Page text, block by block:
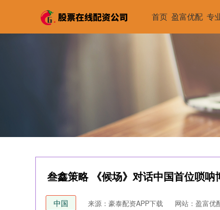
首页 盈富优配 专
叁鑫策略 《候场》对话中国首位唢
中国 来源：豪泰配资APP下载 网站：盈富优